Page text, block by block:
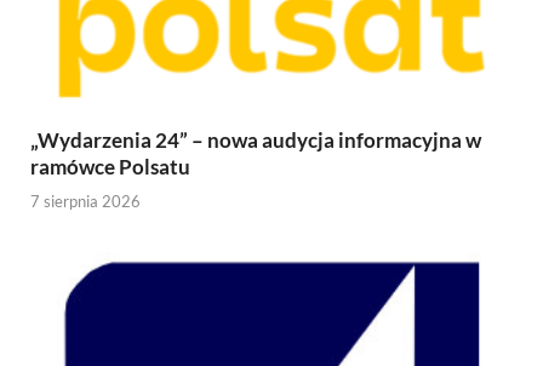
„Wydarzenia 24” – nowa audycja informacyjna w
ramówce Polsatu
7 sierpnia 2026